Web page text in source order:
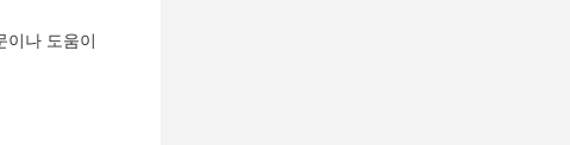
이나 도움이